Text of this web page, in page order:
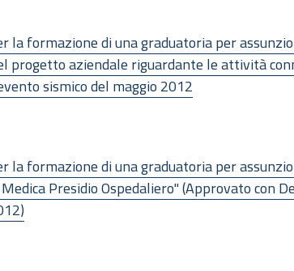
la formazione di una graduatoria per
progetto aziendale riguardante le attività
sismico del maggio 2012
la formazione di una graduatoria per
Presidio Ospedaliero" (Approvato con